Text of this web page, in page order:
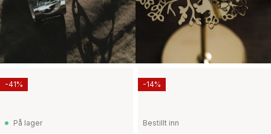
På lager
-41%
Bestillt inn
-14%